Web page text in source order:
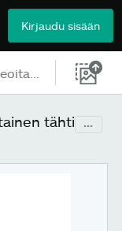
Kirjaudu sisään
tähti ...